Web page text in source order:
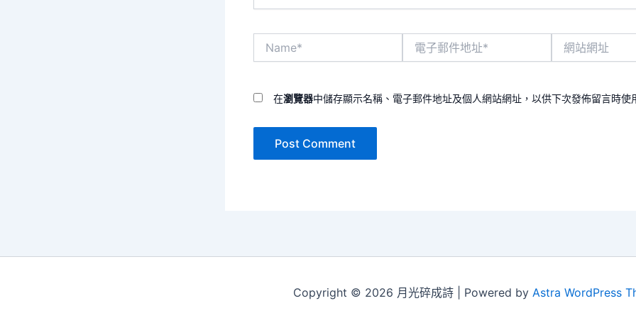
地
在瀏覽器中儲存顯示名稱、電子郵件地址及個人網站網址，以供下次發佈留言時使
Copyright © 2026 月光碎成詩 | Powered by Astra WordPress